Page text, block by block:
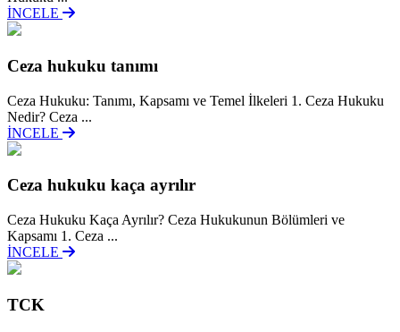
İNCELE
Ceza hukuku tanımı
Ceza Hukuku: Tanımı, Kapsamı ve Temel İlkeleri 1. Ceza Hukuku
Nedir? Ceza ...
İNCELE
Ceza hukuku kaça ayrılır
Ceza Hukuku Kaça Ayrılır? Ceza Hukukunun Bölümleri ve
Kapsamı 1. Ceza ...
İNCELE
TCK